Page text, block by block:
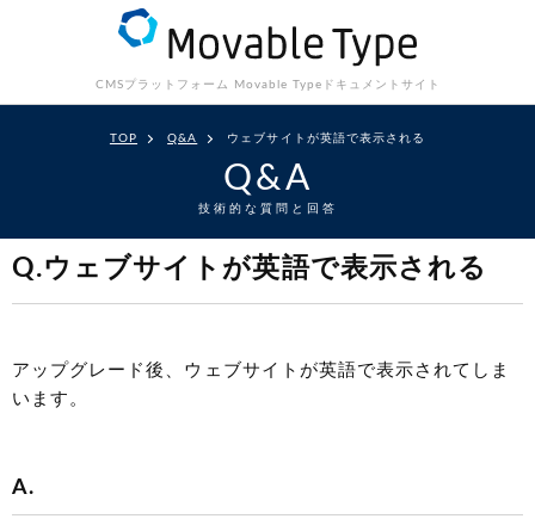
CMSプラットフォーム Movable Type ドキュメントサイト
TOP Q&A ウェブサイトが英語で表示される
Q&A
技術的な質問と回答
Q.ウェブサイトが英語で表示される
アップグレード後、ウェブサイトが英語で表示されてしま
います。
A.